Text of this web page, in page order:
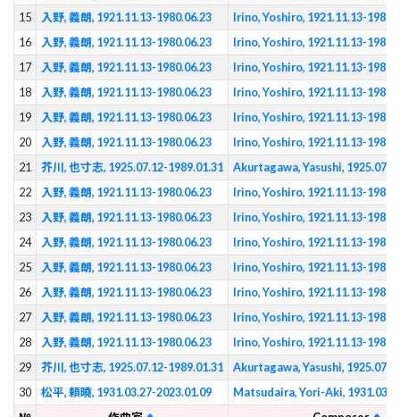
15
入野, 義朗, 1921.11.13-1980.06.23
Irino, Yoshiro, 1921.11.13-
16
入野, 義朗, 1921.11.13-1980.06.23
Irino, Yoshiro, 1921.11.13-
17
入野, 義朗, 1921.11.13-1980.06.23
Irino, Yoshiro, 1921.11.13-
18
入野, 義朗, 1921.11.13-1980.06.23
Irino, Yoshiro, 1921.11.13-
19
入野, 義朗, 1921.11.13-1980.06.23
Irino, Yoshiro, 1921.11.13-
20
入野, 義朗, 1921.11.13-1980.06.23
Irino, Yoshiro, 1921.11.13-
21
芥川, 也寸志, 1925.07.12-1989.01.31
Akurtagawa, Yasushi,
22
入野, 義朗, 1921.11.13-1980.06.23
Irino, Yoshiro, 1921.11.13-
23
入野, 義朗, 1921.11.13-1980.06.23
Irino, Yoshiro, 1921.11.13-
24
入野, 義朗, 1921.11.13-1980.06.23
Irino, Yoshiro, 1921.11.13-
25
入野, 義朗, 1921.11.13-1980.06.23
Irino, Yoshiro, 1921.11.13-
26
入野, 義朗, 1921.11.13-1980.06.23
Irino, Yoshiro, 1921.11.13-
27
入野, 義朗, 1921.11.13-1980.06.23
Irino, Yoshiro, 1921.11.13-
28
入野, 義朗, 1921.11.13-1980.06.23
Irino, Yoshiro, 1921.11.13-
29
芥川, 也寸志, 1925.07.12-1989.01.31
Akurtagawa, Yasushi,
30
松平, 頼曉, 1931.03.27-2023.01.09
Matsudaira, Yori-Aki,